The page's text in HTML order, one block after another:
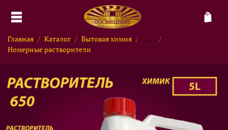
Главная Каталог Бытовая химия
...
Номерные растворители